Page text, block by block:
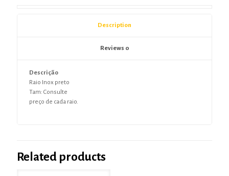
Description
Reviews 0
Descrição
Raio Inox preto
Tam: Consulte
preço de cada raio.
Related products